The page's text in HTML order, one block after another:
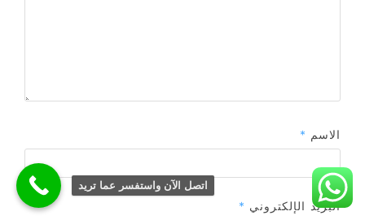
الاسم *
البريد الإلكتروني *
اتصل الآن واستفسر عما تريد